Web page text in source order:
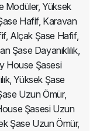
Modüler, Yüksek
Hafif, Karavan
Alçak Şase Hafif,
Şase Dayanıklılık,
House Şasesi
Yüksek Şase
Uzun Ömür,
Şasesi Uzun
Şase Uzun Ömür,